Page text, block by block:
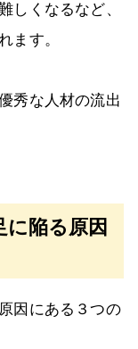
しくなるなど、
ます。
秀な人材の流出
陥る原因
因にある３つの